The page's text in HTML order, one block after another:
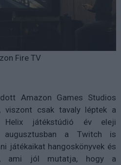
Fire TV
Amazon Games Studios
viszont csak tavaly léptek a
Helix játékstúdió év eleji
augusztusban a Twitch is
játékaikat hangoskönyvek és
ami jól mutatja, hogy a